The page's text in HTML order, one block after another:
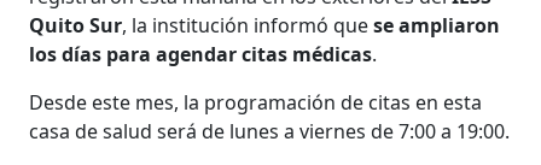
Quito Sur, la institución informó quese ampliaron
los días para agendar citas médicas.
Desde este mes, la programación de citas en esta
casa de salud será de lunes a viernes de 7:00 a 19:00.